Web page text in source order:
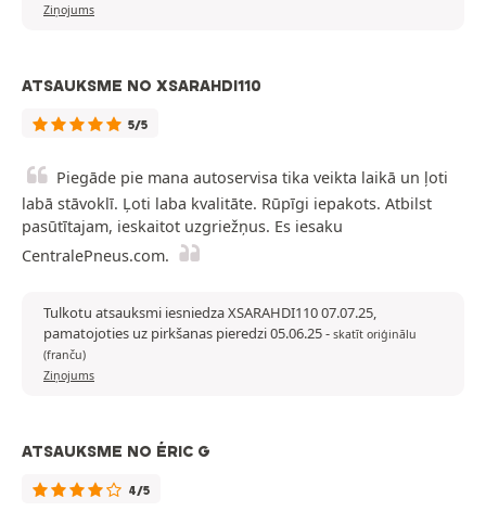
Ziņojums
ATSAUKSME NO XSARAHDI110
5/5
Piegāde pie mana autoservisa tika veikta laikā un ļoti
labā stāvoklī. Ļoti laba kvalitāte. Rūpīgi iepakots. Atbilst
pasūtītajam, ieskaitot uzgriežņus. Es iesaku
CentralePneus.com.
Tulkotu atsauksmi iesniedza XSARAHDI110 07.07.25,
pamatojoties uz pirkšanas pieredzi 05.06.25- skatīt oriģinālu
(franču)
Ziņojums
ATSAUKSME NO ÉRIC G
4/5